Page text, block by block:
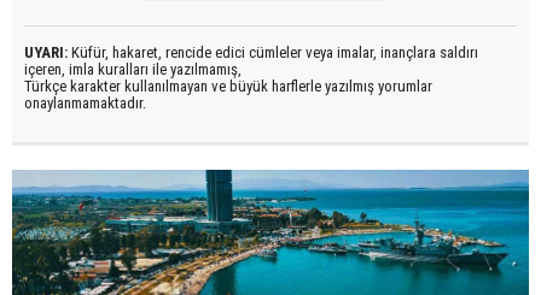
UYARI: Küfür, hakaret, rencide edici cümleler veya imalar, inançlara saldırı
içeren, imla kuralları ile yazılmamış,
Türkçe karakter kullanılmayan ve büyük harflerle yazılmış yorumlar
onaylanmamaktadır.